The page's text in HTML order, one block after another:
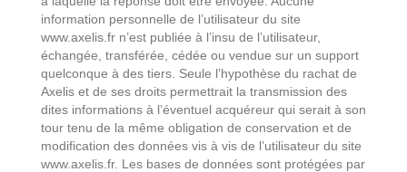
information personnelle de l’utilisateur du site
www.axelis.fr n’est publiée à l’insu de l’utilisateur,
échangée, transférée, cédée ou vendue sur un support
quelconque à des tiers. Seule l’hypothèse du rachat de
Axelis et de ses droits permettrait la transmission des
dites informations à l’éventuel acquéreur qui serait à son
tour tenu de la même obligation de conservation et de
modification des données vis à vis de l’utilisateur du site
www.axelis.fr. Les bases de données sont protégées par